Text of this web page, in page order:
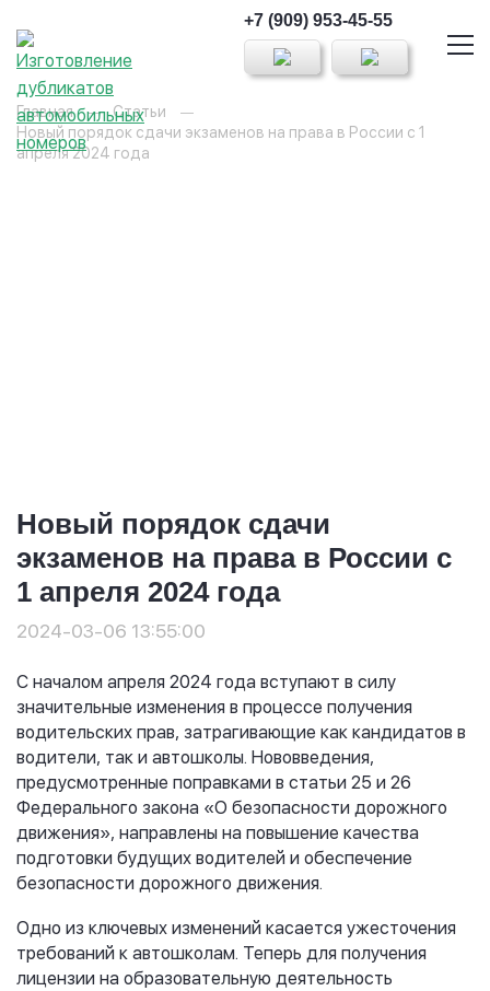
+7 (909) 953-45-55
Главная
Статьи
Новый порядок сдачи экзаменов на права в России с 1
апреля 2024 года
Новый порядок сдачи
экзаменов на права в России с
1 апреля 2024 года
2024-03-06 13:55:00
С началом апреля 2024 года вступают в силу
значительные изменения в процессе получения
водительских прав, затрагивающие как кандидатов в
водители, так и автошколы. Нововведения,
предусмотренные поправками в статьи 25 и 26
Федерального закона «О безопасности дорожного
движения», направлены на повышение качества
подготовки будущих водителей и обеспечение
безопасности дорожного движения.
Одно из ключевых изменений касается ужесточения
требований к автошколам. Теперь для получения
лицензии на образовательную деятельность